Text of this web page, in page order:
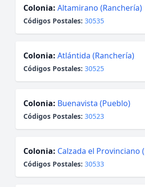
Colonia: Altamirano (Ranchería)
Códigos Postales: 30535
Colonia: Atlántida (Ranchería)
Códigos Postales: 30525
Colonia: Buenavista (Pueblo)
Códigos Postales: 30523
Colonia: Calzada el Provinciano
Códigos Postales: 30533